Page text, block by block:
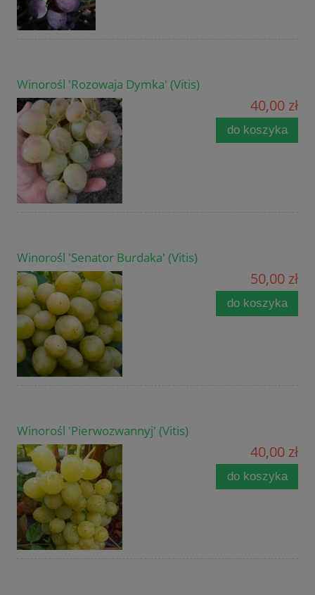
Winorośl 'Rozowaja Dymka' (Vitis)
40,00 zł
do koszyka
Winorośl 'Senator Burdaka' (Vitis)
50,00 zł
do koszyka
Winorośl 'Pierwozwannyj' (Vitis)
40,00 zł
do koszyka